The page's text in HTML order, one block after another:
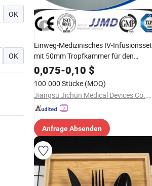
OK
OK
Einweg-Medizinisches IV-Infusionsset
mit 50mm Tropfkammer für den
einmaligen Gebrauch
0,075-0,10 $
100.000 Stücke (MOQ)
Jiangsu Jichun Medical Devices Co., Ltd.
Anfrage Absenden